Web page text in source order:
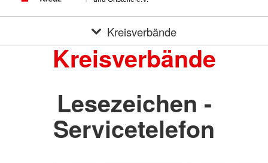
Kreisverbände
Kreisverbände
Lesezeichen -
Servicetelefon